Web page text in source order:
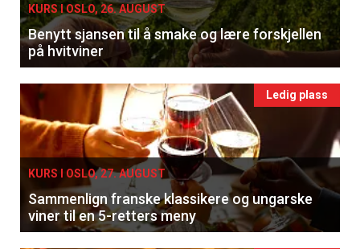
KURS I OSLO, 26. AUGUST
Benytt sjansen til å smake og lære forskjellen
på hvitviner
Ledig plass
KURS I OSLO, 27. AUGUST
Sammenlign franske klassikere og ungarske
viner til en 5-retters meny